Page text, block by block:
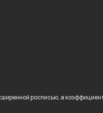
росписью, а